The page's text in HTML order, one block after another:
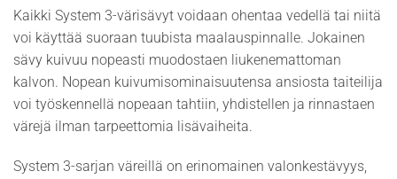
Kaikki System 3-värisävyt voidaan ohentaa vedellä tai niitä
voi käyttää suoraan tuubista maalauspinnalle. Jokainen
sävy kuivuu nopeasti muodostaen liukenemattoman
kalvon. Nopean kuivumisominaisuutensa ansiosta taiteilija
voi työskennellä nopeaan tahtiin, yhdistellen ja rinnastaen
värejä ilman tarpeettomia lisävaiheita.
System 3-sarjan väreillä on erinomainen valonkestävyys,